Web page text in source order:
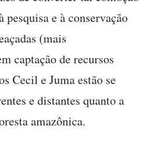
pesquisa e à conservação
(mais
captação de recursos
Cecil e Juma estão se
e distantes quanto a
amazônica.